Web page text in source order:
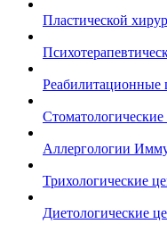
Пластической
Реабилитационные
Аллергологии
Трихологические
Диетологические